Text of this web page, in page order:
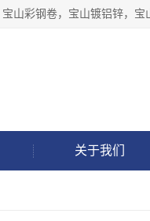
关于我们